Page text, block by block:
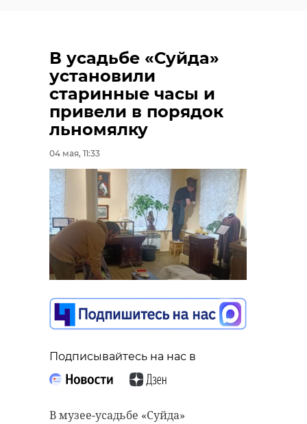
В усадьбе «Суйда»
установили
старинные часы и
привели в порядок
льномялку
04 мая, 11:33
Подписывайтесь на нас в
В музее-усадьбе «Суйда»